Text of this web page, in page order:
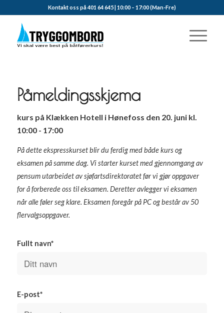
Kontakt oss på 401 64 645 | 10:00 – 17:00 (Man-Fre)
Påmeldingsskjema
kurs på Klækken Hotell i Hønefoss den 20. juni kl.
10:00 - 17:00
På dette ekspresskurset blir du ferdig med både kurs og
eksamen på samme dag. Vi starter kurset med gjennomgang av
pensum utarbeidet av sjøfartsdirektoratet før vi gjør oppgaver
for å forberede oss til eksamen. Deretter avlegger vi eksamen
når alle føler seg klare. Eksamen foregår på PC og består av 50
flervalgsoppgaver.
Fullt navn*
E-post*